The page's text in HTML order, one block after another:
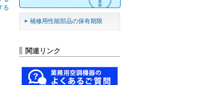
る
補修用性能部品の保有期限
関連リンク